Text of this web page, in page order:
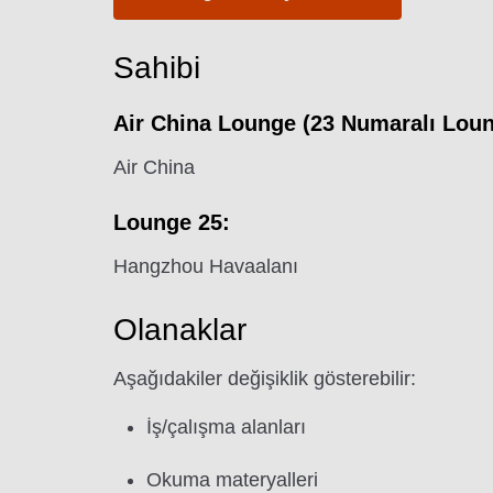
Sahibi
Air China Lounge (23 Numaralı
Air China
Lounge 25:
Hangzhou Havaalanı
Olanaklar
Aşağıdakiler değişiklik gösterebilir:
İş/çalışma alanları
Okuma materyalleri